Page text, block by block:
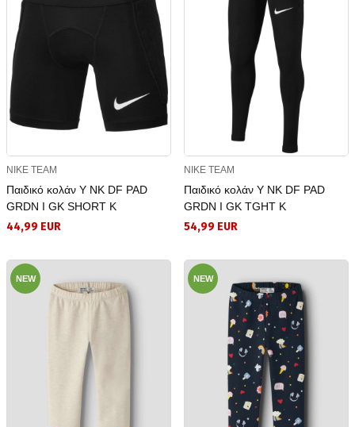
NIKE TEAM
Παιδικό κολάν Y NK DF PAD
GRDN I GK SHORT K
44,99 EUR
NIKE TEAM
Παιδικό κολάν Y NK DF PAD
GRDN I GK TGHT K
54,99 EUR
NEW NEW